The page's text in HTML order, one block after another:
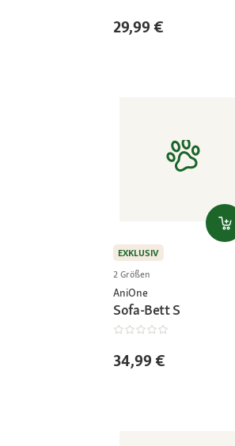
29,99 €
EXKLUSIV
2 Größen
AniOne
Sofa-Bett S
34,99 €